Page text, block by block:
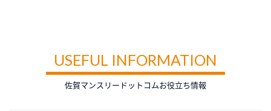
USEFUL INFORMATION
佐賀マンスリードットコムお役立ち情報